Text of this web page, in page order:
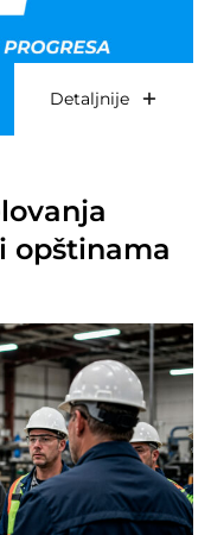
Detaljnije
opštinama